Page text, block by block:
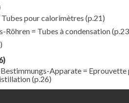
pour calorimètres (p.21)
Röhren = Tubes à condensation
Apparate = Eprouvette
(p.26)
= Ballons à distillation fractionnée